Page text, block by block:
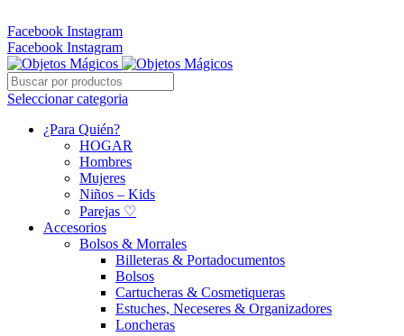
Facebook Instagram
Facebook Instagram
Seleccionar categoria
¿Para Quién?
HOGAR
Hombres
Mujeres
Niños – Kids
Parejas ♡
Accesorios
Bolsos & Morrales
Billeteras & Portadocumentos
Bolsos
Cartucheras & Cosmetiqueras
Estuches, Neceseres & Organizadores
Loncheras